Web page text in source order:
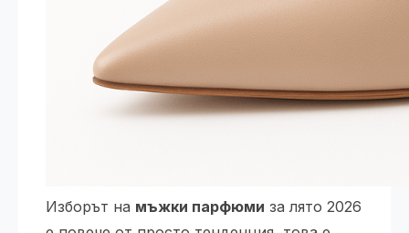
Изборът на мъжки парфюми за лято 2026